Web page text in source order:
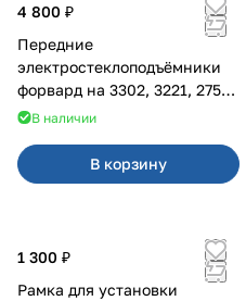
4 800 ₽
Передние
электростеклоподъёмники
форвард на 3302, 3221, 2752,
2217В наличии
В корзину
1 300 ₽
Рамка для установки